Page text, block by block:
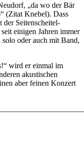
„da wo der Bär
(Zitat Knebel). Dass
der Seitenscheitel-
einigen Jahren immer
oder auch mit Band,
wird er einmal im
akustischen
aber feinen Konzert